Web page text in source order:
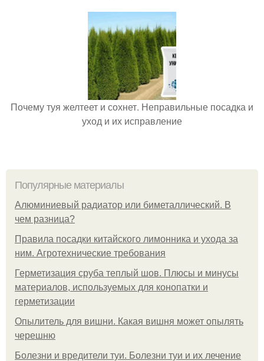
Почему туя желтеет и сохнет. Неправильные посадка и
уход и их исправление
Популярные материалы
Алюминиевый радиатор или биметаллический. В
чем разница?
Правила посадки китайского лимонника и ухода за
ним. Агротехнические требования
Герметизация сруба теплый шов. Плюсы и минусы
материалов, используемых для конопатки и
герметизации
Опылитель для вишни. Какая вишня может опылять
черешню
Болезни и вредители туи. Болезни туи и их лечение